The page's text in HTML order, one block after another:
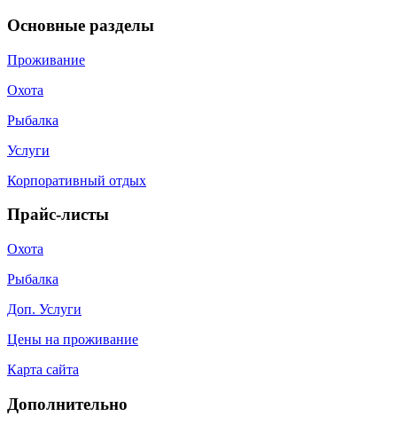
Основные разделы
Проживание
Охота
Рыбалка
Услуги
Корпоративный отдых
Прайс-листы
Охота
Рыбалка
Доп. Услуги
Цены на проживание
Карта сайта
Дополнительно